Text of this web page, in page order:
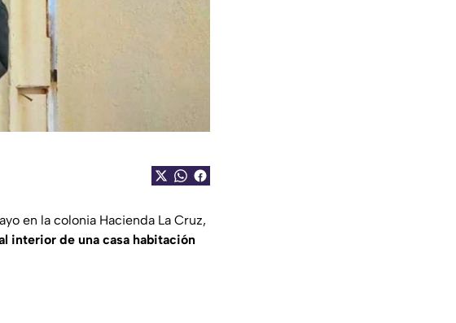
en la colonia Hacienda La Cruz,
interior de una casa habitación